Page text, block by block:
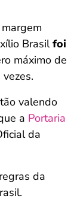
Brasilfoi
máximo de
valendo
a Portaria
da
da